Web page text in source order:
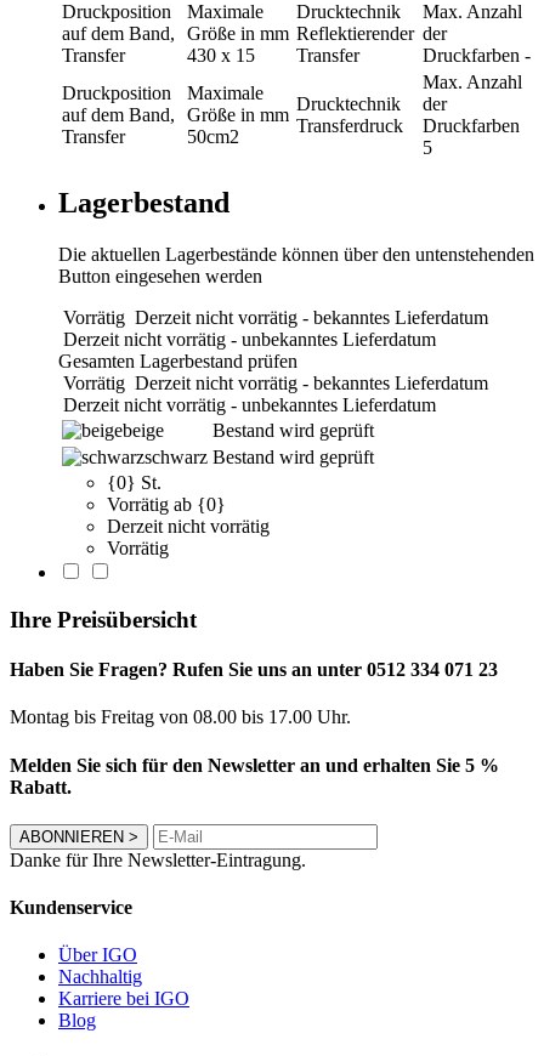
Druckposition
auf dem Band,
Transfer
Maximale
Größe in mm
430 x 15
Drucktechnik
Reflektierender
Transfer
Max. Anzahl
der
Druckfarben -
Druckposition
auf dem Band,
Transfer
Maximale
Größe in mm
50cm2
Drucktechnik
Transferdruck
Max. Anzahl
der
Druckfarben
5
Lagerbestand
Die aktuellen Lagerbestände können über den untenstehenden
Button eingesehen werden
Vorrätig Derzeit nicht vorrätig - bekanntes Lieferdatum
Derzeit nicht vorrätig - unbekanntes Lieferdatum
Gesamten Lagerbestand prüfen
Vorrätig Derzeit nicht vorrätig - bekanntes Lieferdatum
Derzeit nicht vorrätig - unbekanntes Lieferdatum
beige
Bestand wird geprüft
schwarz Bestand wird geprüft
{0} St.
Vorrätig ab {0}
Derzeit nicht vorrätig
Vorrätig
Ihre Preisübersicht
Haben Sie Fragen? Rufen Sie uns an unter 0512 334 071 23
Montag bis Freitag von 08.00 bis 17.00 Uhr.
Melden Sie sich für den Newsletter an und erhalten Sie 5 %
Rabatt.
ABONNIEREN >
Danke für Ihre Newsletter-Eintragung.
Kundenservice
Über IGO
Nachhaltig
Karriere bei IGO
Blog